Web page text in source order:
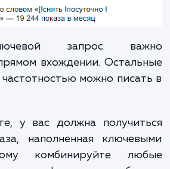
может использоваться
вариациях (по
конце тайтла
Artef зеленый — купить